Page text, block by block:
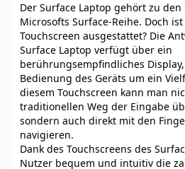
Der Surface Laptop gehört zu
Microsofts Surface-Reihe. Doch
Touchscreen ausgestattet? Die
Surface Laptop verfügt über ein
berührungsempfindliches
Bedienung des Geräts um ein
diesem Touchscreen kann man
traditionellen Weg der Eingabe
sondern auch direkt mit den
navigieren.
Dank des Touchscreens des
Nutzer bequem und intuitiv die